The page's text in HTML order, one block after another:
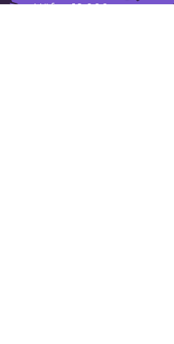
Nüfus: 19.000